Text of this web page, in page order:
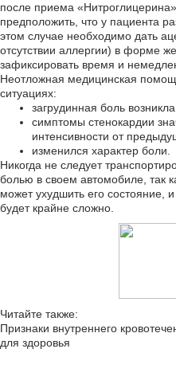
после приема
предположить, что у пациента
этом случае необходимо дать
отсутствии аллергии) в форме
зафиксировать время и
Неотложная медицинская
ситуациях:
загрудинная боль
симптомы стенокардии
интенсивности от
изменился характер боли.
Никогда не следует
болью в своем автомобиле, так
может ухудшить его состояние,
будет крайне сложно.
Читайте также:
Признаки внутреннего
для здоровья